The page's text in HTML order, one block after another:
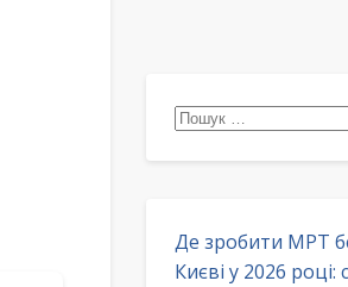
Пошук:
Де зробити МРТ
Києві у 2026 році: